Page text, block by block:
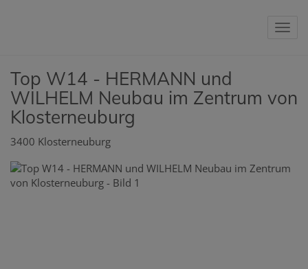
Top W14 - HERMANN und
WILHELM Neubau im Zentrum von
Klosterneuburg
3400 Klosterneuburg